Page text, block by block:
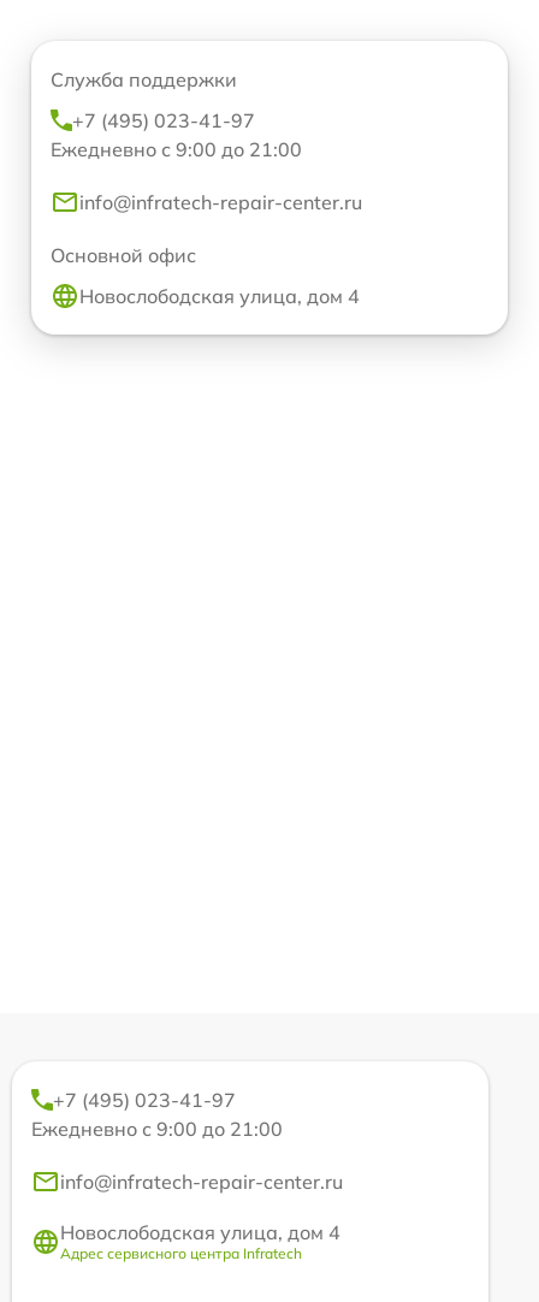
Служба поддержки
+7 (495) 023-41-97
Ежедневно с 9:00 до 21:00
info@infratech-repair-center.ru
Основной офис
Новослободская улица, дом 4
+7 (495) 023-41-97
Ежедневно с 9:00 до 21:00
info@infratech-repair-center.ru
Новослободская улица, дом 4
Адрес сервисного центра Infratech